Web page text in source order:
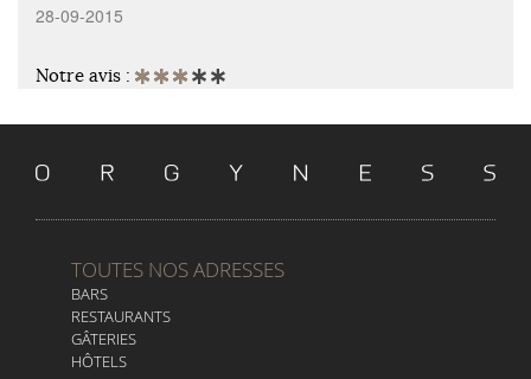
28-09-2015
Notre avis :
TOUTES NOS ADRESSES
BARS
RESTAURANTS
GÂTERIES
HÔTELS